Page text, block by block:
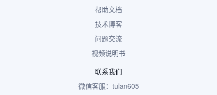
帮助文档
技术博客
问题交流
视频说明书
联系我们
微信客服：tulan605